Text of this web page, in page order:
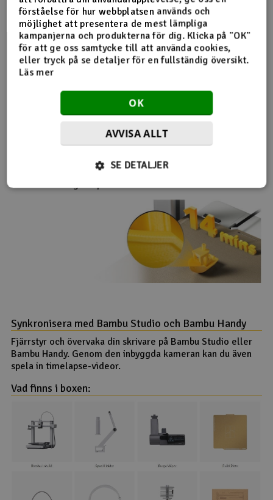
Bed Slinger, med CoreXY hastighet och kvalitet
accelerometrar, kraftfull MCU och framför allt ett
avancerat rörelsekontrollsystem som använder dessa
funktioner för att skriva ut en 14-minuters "bänk" med
kvalitet och följer alla hastighetsbänksregler direkt ur box
utan användning av specialiserade filament.
Synkronisera med Bambu Studio och Bambu Handy
Fjärrstyr och övervaka din skrivare på Bambu Studio eller
Bambu Handy. Genom den inbyggda kameran kan du även
spela in timelapse-videor.
Vad finns i boxen:
förståelse för hur webbplatsen används och
möjlighet att presentera de mest lämpliga
kampanjerna och produkterna för dig. Klicka på "OK"
för att ge oss samtycke till att använda cookies,
eller tryck på se detaljer för en fullständig översikt.
Läs mer
OK
AVVISA ALLT
SE DETALJER